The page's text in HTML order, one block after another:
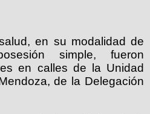
en su modalidad de
simple, fueron
en calles de la Unidad
de la Delegación